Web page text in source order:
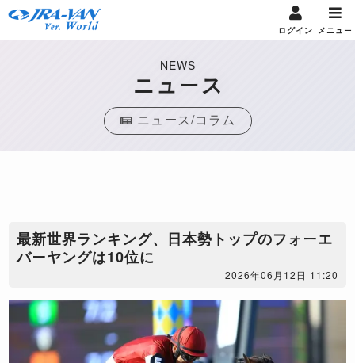
ログイン メニュー
NEWS
ニュース
ニュース/コラム
最新世界ランキング、日本勢トップのフォーエ
バーヤングは10位に
2026年06月12日 11:20